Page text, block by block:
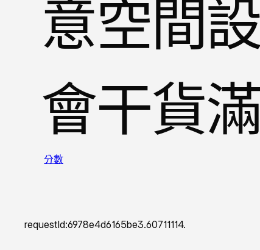
意空間
會干貨
分數
requestId:6978e4d6165be3.60711114.